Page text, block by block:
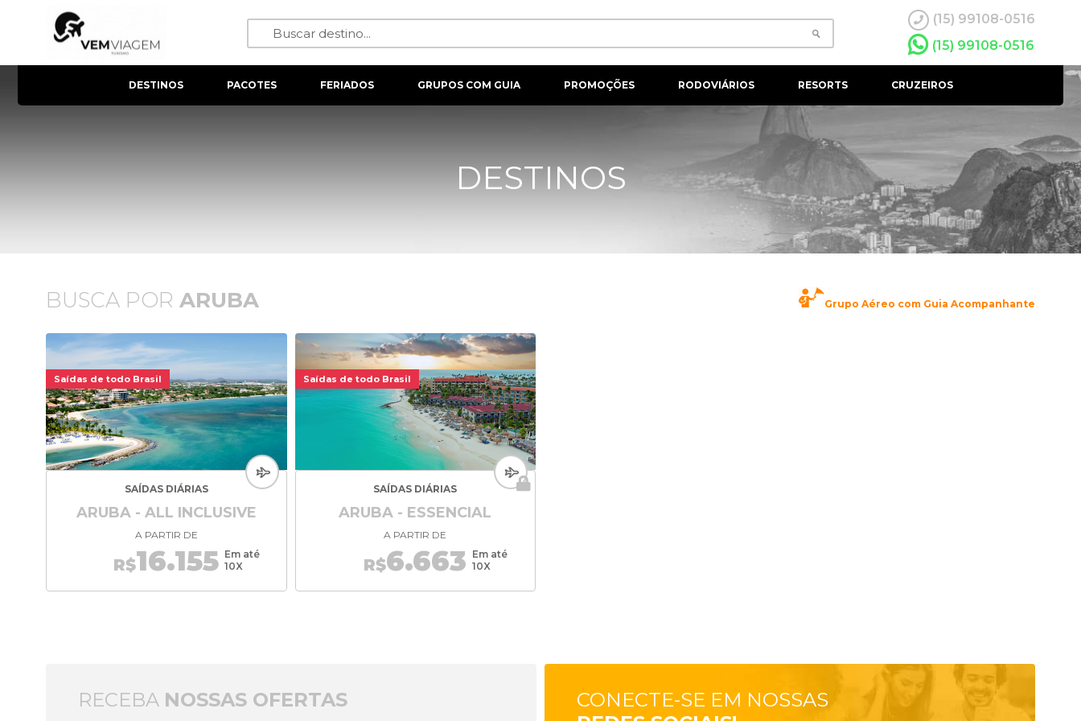
(15) 99108-0516
(15) 99108-0516
DESTINOS PACOTES FERIADOS GRUPOS COM GUIA PROMOÇÕES RODOVIÁRIOS RESORTS CRUZEIROS
DESTINOS
BUSCA POR ARUBA Grupo Aéreo com Guia Acompanhante
Saídas de todo Brasil
SAÍDAS DIÁRIAS
ARUBA - ALL INCLUSIVE
A PARTIR DE
R$16.155 Em até
10X
Saídas de todo Brasil
SAÍDAS DIÁRIAS
ARUBA - ESSENCIAL
A PARTIR DE
R$6.663 Em até
10X
RECEBA NOSSAS OFERTAS
CONECTE-SE EM NOSSAS